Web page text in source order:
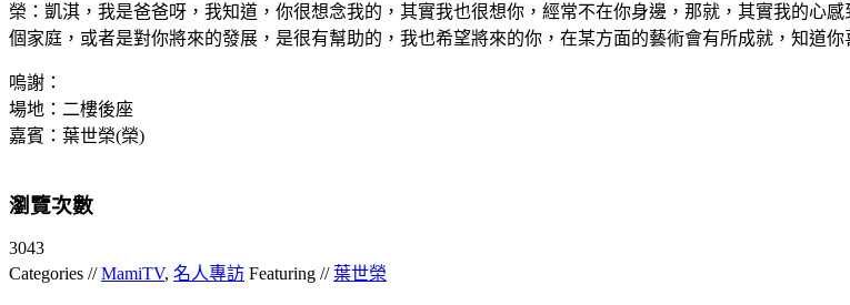
榮：凱淇，我是爸爸呀，我知道，你很想念我的，其實我也很想你，經常不在你身邊，那就，其實我的心
個家庭，或者是對你將來的發展，是很有幫助的，我也希望將來的你，在某方面的藝術會有所成就，知道
嗚謝：
場地：二樓後座
嘉賓：葉世榮(榮)
瀏覽次數
3043
Categories //MamiTV, 名人專訪 Featuring //葉世榮